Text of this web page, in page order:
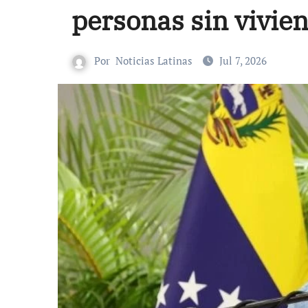
personas sin
Por Noticias Latinas Jul 7, 2026